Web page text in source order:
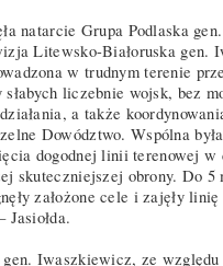
natarcie Grupa Podlaska
Litewsko-Białoruska gen.
w trudnym terenie
słabych liczebnie wojsk, bez
a także
Dowództwo. Wspólna
dogodnej linii terenowej w
skuteczniejszej obrony. Do 5
założone cele i zajęły
Jasiołda.
Iwaszkiewicz, ze względu